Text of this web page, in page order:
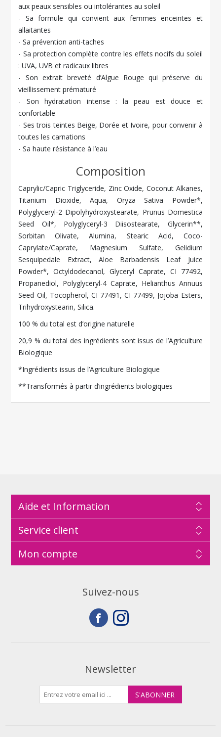
aux peaux sensibles ou intolérantes au soleil
- Sa formule qui convient aux femmes enceintes et
allaitantes
- Sa prévention anti-taches
- Sa protection complète contre les effets nocifs du soleil
: UVA, UVB et radicaux libres
- Son extrait breveté d’Algue Rouge qui préserve du
vieillissement prématuré
- Son hydratation intense : la peau est douce et
confortable
- Ses trois teintes Beige, Dorée et Ivoire, pour convenir à
toutes les carnations
- Sa haute résistance à l’eau
Composition
Caprylic/Capric Triglyceride, Zinc Oxide, Coconut Alkanes,
Titanium Dioxide, Aqua, Oryza Sativa Powder*,
Polyglyceryl-2 Dipolyhydroxystearate, Prunus Domestica
Seed Oil*, Polyglyceryl-3 Diisostearate, Glycerin**,
Sorbitan Olivate, Alumina, Stearic Acid, Coco-
Caprylate/Caprate, Magnesium Sulfate, Gelidium
Sesquipedale Extract, Aloe Barbadensis Leaf Juice
Powder*, Octyldodecanol, Glyceryl Caprate, CI 77492,
Propanediol, Polyglyceryl-4 Caprate, Helianthus Annuus
Seed Oil, Tocopherol, CI 77491, CI 77499, Jojoba Esters,
Trihydroxystearin, Silica.
100 % du total est d’origine naturelle
20,9 % du total des ingrédients sont issus de l’Agriculture
Biologique
*Ingrédients issus de l’Agriculture Biologique
**Transformés à partir d’ingrédients biologiques
Aide et Information
Service client
Mon compte
Suivez-nous
Newsletter